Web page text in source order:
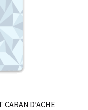
D’ACHE